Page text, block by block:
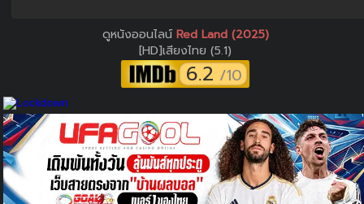
ดูหนังออนไลน์Red Land (2025)
[HD]เสียงไทย (5.1)
6.2 /10